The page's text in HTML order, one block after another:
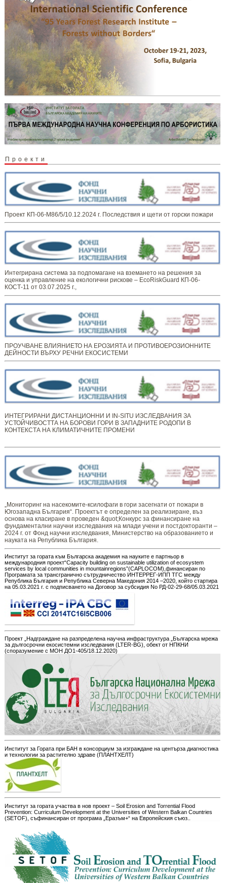
Проекти
Проект КП-06-М86/5/10.12.2024 г. Последствия и щети от горски пожари
Интегрирана система за подпомагане на вземането на решения за
оценка и управление на екологични рискове – EcoRiskGuard КП-06-
КОСТ-11 от 03.07.2025 г.,
ПРОУЧВАНЕ ВЛИЯНИЕТО НА ЕРОЗИЯТА И ПРОТИВОЕРОЗИОННИТЕ
ДЕЙНОСТИ ВЪРХУ РЕЧНИ ЕКОСИСТЕМИ
ИНТЕГРИРАНИ ДИСТАНЦИОННИ И IN-SITU ИЗСЛЕДВАНИЯ ЗА
УСТОЙЧИВОСТТА НА БОРОВИ ГОРИ В ЗАПАДНИТЕ РОДОПИ В
КОНТЕКСТА НА КЛИМАТИЧНИТЕ ПРОМЕНИ
„Мониторинг ​​​на ​​насекомите-ксилофаги в гори засегнати от пожари в
Югозападна България“. Проектът е определен за реализиране, въз
основа на класиране в проведен &quot;Конкурс за финансиране на
фундаментални научни изследвания на млади учени и постдокторанти –
2024 г. от Фонд научни изследвания, Министерство на образованието и
науката на Република България.
Институт за гората към Българска академия на науките е партньор в
международния проект“Capacity building on sustainable utilization of ecosystem
services by local communities in mountainregions”(CAPLOCOM),финансиран по
Програмата за трансгранично сътрудничество ИНТЕРРЕГ-ИПП ТГС между
Република България и Република Северна Македония 2014 –2020, който стартира
на 05.03.2021 г. с подписването на Договор за субсидия No РД-02-29-68/05.03.2021
Проект „Надграждане на разпределена научна инфраструктура „Българска мрежа
за дългосрочни екосистемни изследвания (LTER-BG), обект от НПКНИ
(споразумение с МОН ДО1-405/18.12.2020)
Институт за Гората при БАН в консорциум за изграждане на центърза диагностика
и технологии за растително здраве (ПЛАНТХЕЛТ)
Институт за гората участва в нов проект – Soil Erosion and Torrential Flood
Prevention: Curriculum Development at the Universities of Western Balkan Countries
(SETOF), съфинансиран от програма „Еразъм+“ на Европейския съюз..